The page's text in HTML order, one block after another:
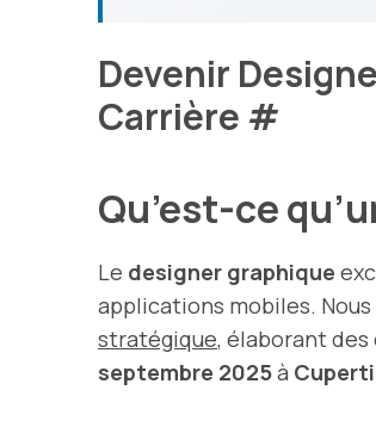
Devenir
Carrière #
Qu’est-ce
Le designer graphique
applications mobiles.
stratégique, élaborant
septembre 2025à